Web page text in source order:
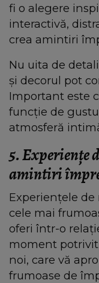
fi o alegere
interactivă,
crea amintiri
Nu uita de
și decorul pot
Important este
funcție de
atmosferă
5. Experiențe
amintiri
Experiențele
cele mai
oferi într-o
moment
noi, care vă
frumoase de